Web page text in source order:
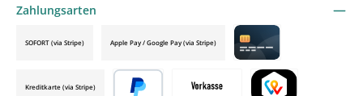
Zahlungsarten
SOFORT (via Stripe) Apple Pay / Google Pay (via Stripe)
Credit card by mollie
Kreditkarte (via Stripe)